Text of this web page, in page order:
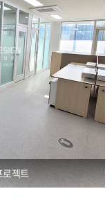
로젝트